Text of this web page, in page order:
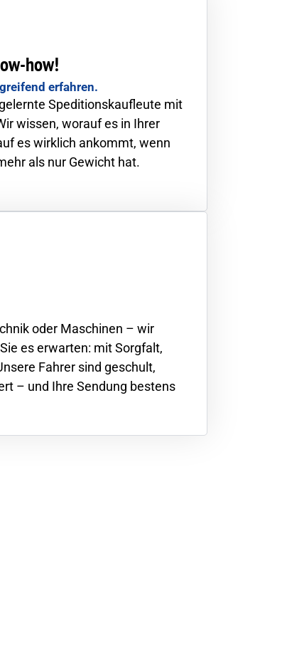
how!
erfahren.
Speditionskaufleute mit
wissen, worauf es in Ihrer
es wirklich ankommt, wenn
als nur Gewicht hat.
oder Maschinen – wir
es erwarten: mit Sorgfalt,
Fahrer sind geschult,
– und Ihre Sendung bestens